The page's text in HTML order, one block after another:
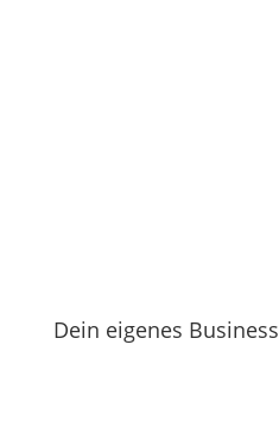
Dein eigenes Business